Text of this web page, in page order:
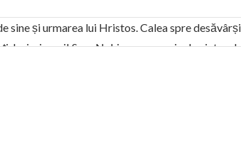
sine și urmarea lui Hristos. Calea spre
boieri mari! Sara Nukina are nevoie de ajutorul